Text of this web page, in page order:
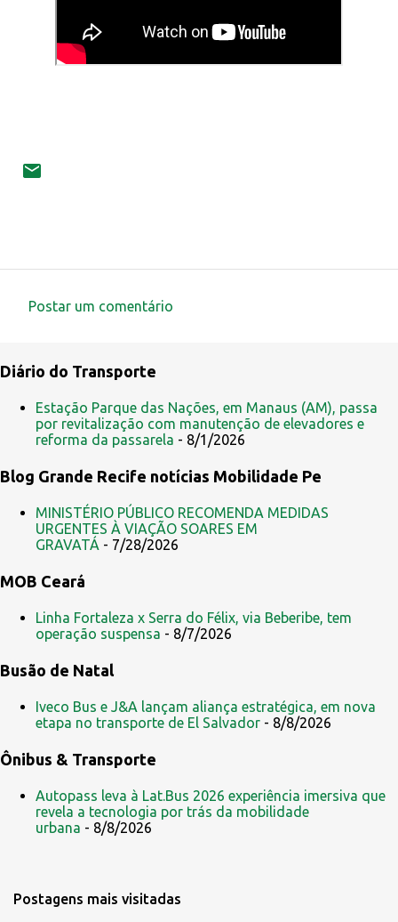
m
e
n
á
o
s
Postar um comentário
Diário do Transporte
Estação Parque das Nações, em Manaus (AM), passa
por revitalização com manutenção de elevadores e
reforma da passarela - 8/1/2026
Blog Grande Recife notícias Mobilidade Pe
MINISTÉRIO PÚBLICO RECOMENDA MEDIDAS
URGENTES À VIAÇÃO SOARES EM
GRAVATÁ - 7/28/2026
MOB Ceará
Linha Fortaleza x Serra do Félix, via Beberibe, tem
operação suspensa - 8/7/2026
Busão de Natal
Iveco Bus e J&A lançam aliança estratégica, em nova
etapa no transporte de El Salvador - 8/8/2026
Ônibus & Transporte
Autopass leva à Lat.Bus 2026 experiência imersiva que
revela a tecnologia por trás da mobilidade
urbana - 8/8/2026
Postagens mais visitadas